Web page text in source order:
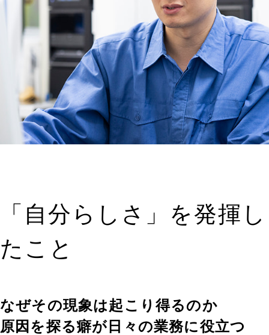
「自分らしさ」を発揮し
たこと
なぜその現象は起こり得るのか
原因を探る癖が日々の業務に役立つ